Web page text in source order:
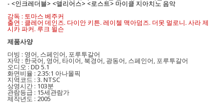
- <인크레더블> <앨리어스> <로스트> 마이클 지아치노 음악
감독 : 토마스 베주커
출연 : 클레어 데인즈. 다이안 키튼. 레이첼 맥아덤즈. 더못 멀로니. 사라 제
시카 파커. 루크 윌슨
제품사양
더빙 : 영어, 스페인어, 포루투갈어
자막 : 한국어, 영어, 타이어, 북경어, 광동어, 스페인어, 포루투갈어
오디오 : DD 5.1
화면비율 : 2.35:1 아나몰픽
지역코드 : 3. NTSC
상영시간 : 103분
관람등급 : 15세관람가
제작년도 : 2005